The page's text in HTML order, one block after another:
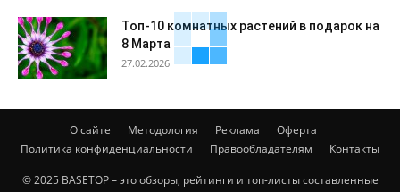
Топ-10 комнатных растений в подарок на
8 Марта
27.02.2026
О сайте Методология Реклама
Оферта
Политика конфиденциальности
Правообладателям Контакты
© 2025 BASETOP – это обзоры, рейтинги и топ-листы составленные